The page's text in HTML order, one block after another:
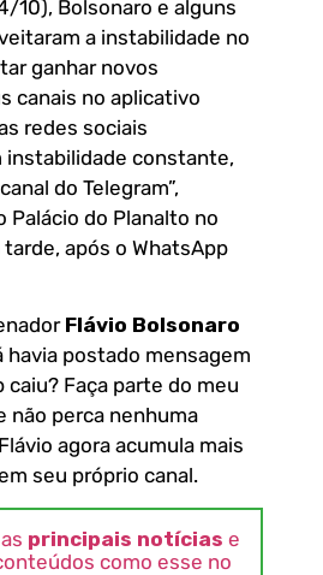
10), Bolsonaro e alguns
a instabilidade no
ganhar novos
canais no aplicativo
redes sociais
constante,
do Telegram”,
Palácio do Planalto no
após o WhatsApp
Flávio Bolsonaro
postado mensagem
caiu? Faça parte do meu
não perca nenhuma
agora acumula mais
seu próprio canal.
principais notícias e
como esse no